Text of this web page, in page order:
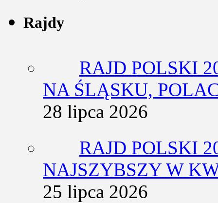
Rajdy
RAJD POLSKI
NA ŚLĄSKU,
28 lipca 2026
RAJD POLSKI
NAJSZYBSZY W
25 lipca 2026